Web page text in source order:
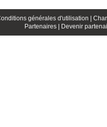
générales d'utilisation |
Partenaires |
Devenir